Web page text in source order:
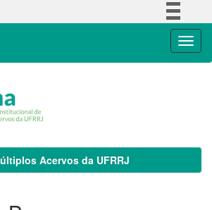
Acervos da UFRRJ